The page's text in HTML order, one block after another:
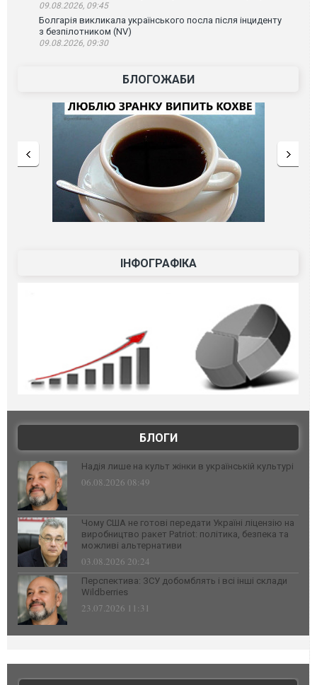
09.08.2026, 09:45
Болгарія викликала українського посла після інциденту
з безпілотником (NV)
09.08.2026, 09:30
БЛОГОЖАБИ
ІНФОГРАФІКА
БЛОГИ
Надія лише на культ жінки в українській культурі
06.08.2026 08:49
Чому США не готові передати Україні ліцензію на
виробництво ракет Patriot: політика, безпека та
можливі альтернативи
03.08.2026 20:24
Перспектива: ЗСУ добомблять і всі інші склади
Wildberries
23.07.2026 11:31